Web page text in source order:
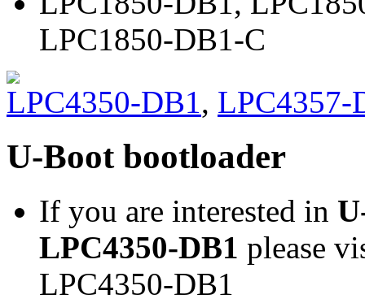
LPC1850-DB1-C
LPC4350-DB1, LPC4357-
U-Boot bootloader
If you are interested in
LPC4350-DB1 please
LPC4350-DB1